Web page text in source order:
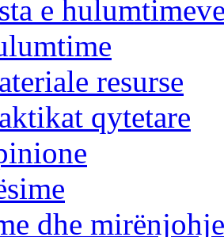
e
resurse
qytetare
dhe mirënjohje